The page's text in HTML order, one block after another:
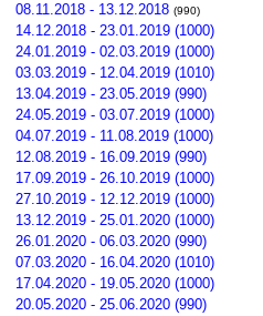
08.11.2018 - 13.12.2018 (990)
14.12.2018 - 23.01.2019 (1000)
24.01.2019 - 02.03.2019 (1000)
03.03.2019 - 12.04.2019 (1010)
13.04.2019 - 23.05.2019 (990)
24.05.2019 - 03.07.2019 (1000)
04.07.2019 - 11.08.2019 (1000)
12.08.2019 - 16.09.2019 (990)
17.09.2019 - 26.10.2019 (1000)
27.10.2019 - 12.12.2019 (1000)
13.12.2019 - 25.01.2020 (1000)
26.01.2020 - 06.03.2020 (990)
07.03.2020 - 16.04.2020 (1010)
17.04.2020 - 19.05.2020 (1000)
20.05.2020 - 25.06.2020 (990)